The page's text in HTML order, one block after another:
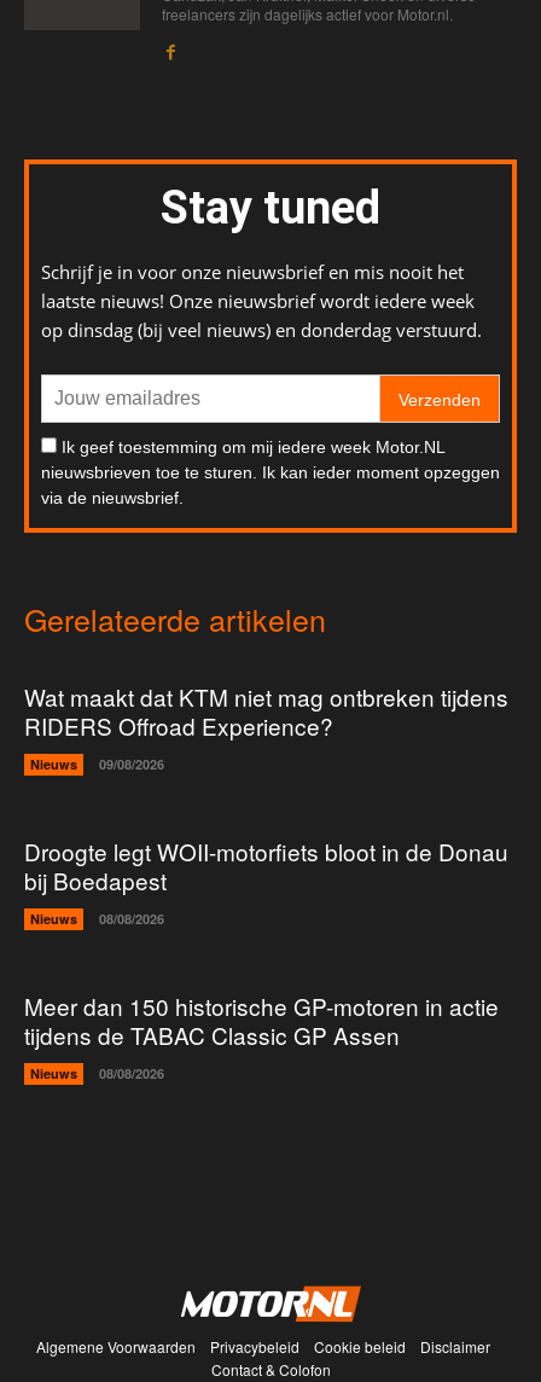
freelancers zijn dagelijks actief voor Motor.nl.
Stay tuned
Schrijf je in voor onze nieuwsbrief en mis nooit het
laatste nieuws! Onze nieuwsbrief wordt iedere week
op dinsdag (bij veel nieuws) en donderdag verstuurd.
Verzenden
Ik geef toestemming om mij iedere week Motor.NL
nieuwsbrieven toe te sturen. Ik kan ieder moment opzeggen
via de nieuwsbrief.
Gerelateerde artikelen
Wat maakt dat KTM niet mag ontbreken tijdens
RIDERS Offroad Experience?
Nieuws 09/08/2026
Droogte legt WOII-motorfiets bloot in de Donau
bij Boedapest
Nieuws 08/08/2026
Meer dan 150 historische GP-motoren in actie
tijdens de TABAC Classic GP Assen
Nieuws 08/08/2026
Algemene Voorwaarden Privacybeleid Cookie beleid
Disclaimer
Contact & Colofon